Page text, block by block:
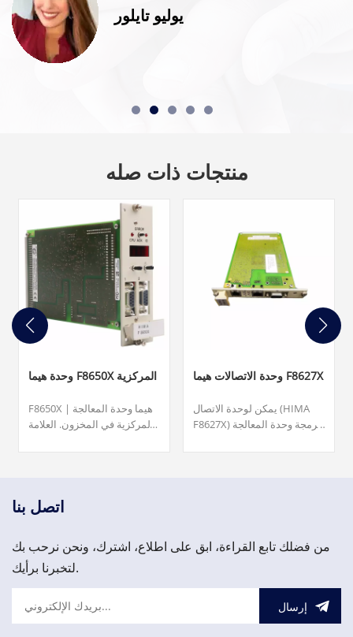
يوليو تايلور
منتجات ذات صله
وحدة هيما F8650X المركزية
F8650X | هيما وحدة المعالجة
المركزية في المخزون. العلامة
هيما. الأبعاد: 20.3 سم × 12.7
وحدة الاتصالات هيما F8627X
يمكن لوحدة الاتصال (HIMA
F8627X) برمجة وحدة المعالجة
عبر Ethernet. F8627X - وحدة
اتصل بنا
من فضلك تابع القراءة، ابق على اطلاع، اشترك، ونحن نرحب بك
لتخبرنا برأيك.
إرسال